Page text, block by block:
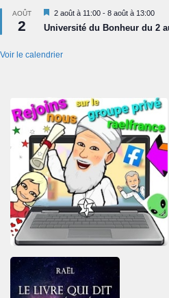
AOÛT
2
Mis
en
avant
2 août à 11:00 - 8 août à 13:00
Université du Bonheur du 2
Voir le calendrier